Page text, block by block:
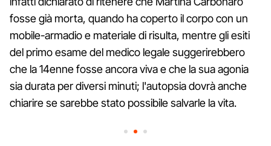
fosse già morta, quando ha coperto il corpo con un
mobile-armadio e materiale di risulta, mentre gli esiti
del primo esame del medico legale suggerirebbero
che la 14enne fosse ancora viva e che la sua agonia
sia durata per diversi minuti; l'autopsia dovrà anche
chiarire se sarebbe stato possibile salvarle la vita.